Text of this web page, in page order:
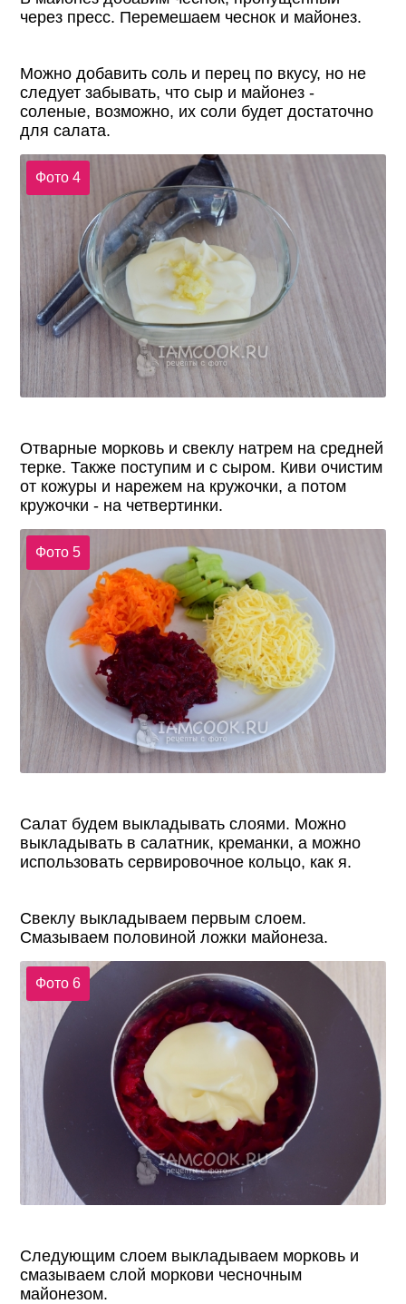
через пресс. Перемешаем чеснок и майонез.
Можно добавить соль и перец по вкусу, но не
следует забывать, что сыр и майонез -
соленые, возможно, их соли будет достаточно
для салата.
Фото 4
Отварные морковь и свеклу натрем на средней
терке. Также поступим и с сыром. Киви очистим
от кожуры и нарежем на кружочки, а потом
кружочки - на четвертинки.
Фото 5
Салат будем выкладывать слоями. Можно
выкладывать в салатник, креманки, а можно
использовать сервировочное кольцо, как я.
Свеклу выкладываем первым слоем.
Смазываем половиной ложки майонеза.
Фото 6
Следующим слоем выкладываем морковь и
смазываем слой моркови чесночным
майонезом.